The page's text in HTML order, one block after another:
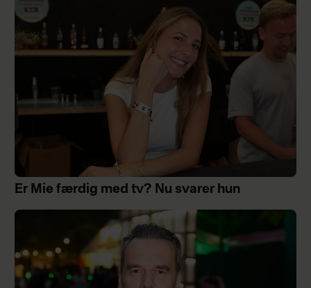
Er Mie færdig med tv? Nu svarer hun